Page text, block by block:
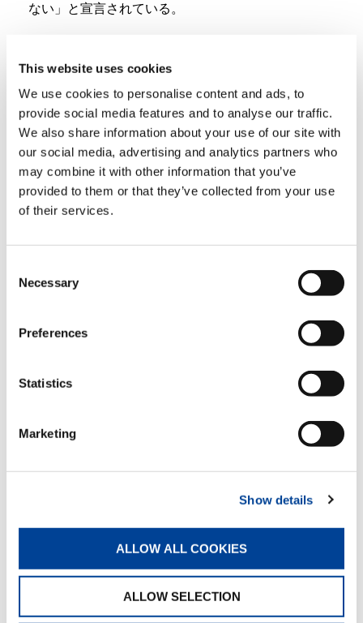
This website uses cookies
We use cookies to personalise content and ads, to
provide social media features and to analyse our traffic.
We also share information about your use of our site with
our social media, advertising and analytics partners who
may combine it with other information that you’ve
provided to them or that they’ve collected from your use
of their services.
Selection
Necessary
Preferences
Statistics
Marketing
Show details
ALLOW ALL COOKIES
ALLOW SELECTION
ない」と宣言されている。
よいのだろうか。まず、人間の理性は、合理的にし
る。自分がどんなに正しいと思っても、決して完全
ではないのである。次に、自分と異なる考えであっ
てもその中から何かを学べるかもしれないと考えら
れるなら、一回り大きい人間に成長していけるし、
対立も起こらない。さらに、争いに勝つより大事な
ものがある。それは力を合わせるという、人間とし
ての価値観を持つことである。打ち負かせて勝つこ
とに喜びを見出すのでは、平和はあり得ない。
分と同じ考え方に導こうとする。すると、説得され
ればされるほど相手は対立の気持ちを湧き立たせ、
日、競争に勝つためではなく、互いの価値観を認め
支え合うことが重要になっている。
即ち、現代社会の進歩発展には、弱肉強食でなく適
者生存の原理が求められている。状況の変化に自分
のみが生存し得るのである。勝っているように見え
る会社があるが、それは競争で勝っているのではな
めた結果である。
に気を奪われ、かえって実力を発揮できなくしてし
まう。競争は、自分の潜在能力を引き出し、自分を
を知ることが自分の至らぬ点に気付く絶好の場と考
えるなら、相手はなくてはならぬ協力者となる。勝
敗に拘わらず共に進歩成長できる。